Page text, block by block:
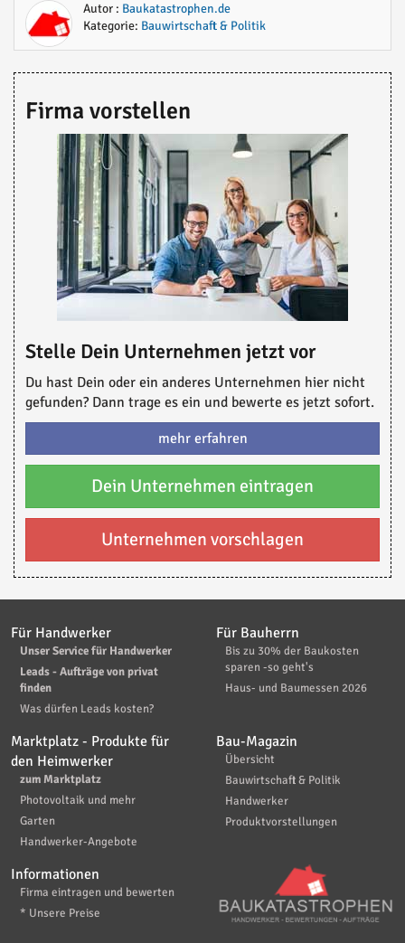
Autor : Baukatastrophen.de
Kategorie: Bauwirtschaft & Politik
Firma vorstellen
Stelle Dein Unternehmen jetzt vor
Du hast Dein oder ein anderes Unternehmen hier nicht
gefunden? Dann trage es ein und bewerte es jetzt sofort.
mehr erfahren
Dein Unternehmen eintragen
Unternehmen vorschlagen
Für Handwerker
Unser Service für Handwerker
Leads - Aufträge von privat
finden
Was dürfen Leads kosten?
Für Bauherrn
Bis zu 30% der Baukosten
sparen -so geht's
Haus- und Baumessen 2026
Marktplatz - Produkte für
den Heimwerker
zum Marktplatz
Photovoltaik und mehr
Garten
Handwerker-Angebote
Bau-Magazin
Übersicht
Bauwirtschaft & Politik
Handwerker
Produktvorstellungen
Informationen
Firma eintragen und bewerten
* Unsere Preise